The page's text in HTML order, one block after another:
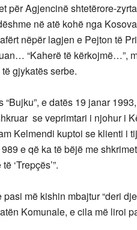
për Agjencinë shtetërore-
në atë kohë nga
nëpër lagjen e Pejton të
“Kaherë të kërkojmë…”,
gjykatës serbe.
e datës 19 janar
se veprimtari i njohur i
Kelmendi kuptoi se klienti i
e që ka të bëjë me
‘Trepçës’”.
më kishin mbajtur “deri
Komunale, e cila më liroi